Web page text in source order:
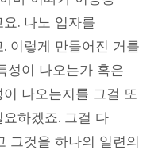
. 나노 입자를
이렇게 만들어진 거를
성이 나오는가 혹은
나오는지를 그걸 또
하겠죠. 그걸 다
그것을 하나의 일련의